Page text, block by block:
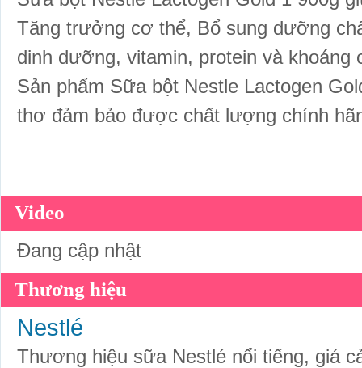
Tăng trưởng cơ thể, Bổ sung dưỡng
dinh dưỡng, vitamin, protein và khoáng
Sản phẩm Sữa bột Nestle Lactogen
thơ đảm bảo được chất lượng chính
Video
Đang cập nhật
Thương hiệu
Nestlé
Thương hiệu sữa Nestlé nổi tiếng, giá